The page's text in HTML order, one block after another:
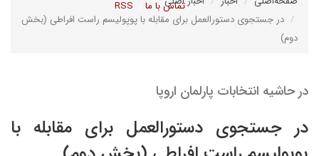
تماس با ما RSS
در جستجوی دستورالعمل برای مقابله با پوپولیسم راست افراطی (بخش
دوم)
در حاشیه انتخابات پارلمان اروپا
در جستجوی دستورالعمل برای مقابله با